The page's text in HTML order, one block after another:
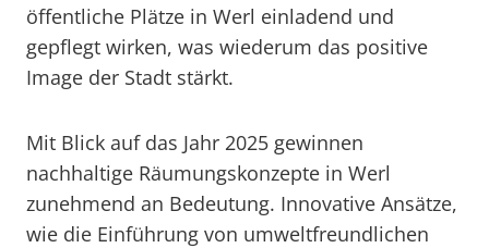
öffentliche Plätze in Werl einladend und
gepflegt wirken, was wiederum das positive
Image der Stadt stärkt.
Mit Blick auf das Jahr 2025 gewinnen
nachhaltige Räumungskonzepte in Werl
zunehmend an Bedeutung. Innovative Ansätze,
wie die Einführung von umweltfreundlichen